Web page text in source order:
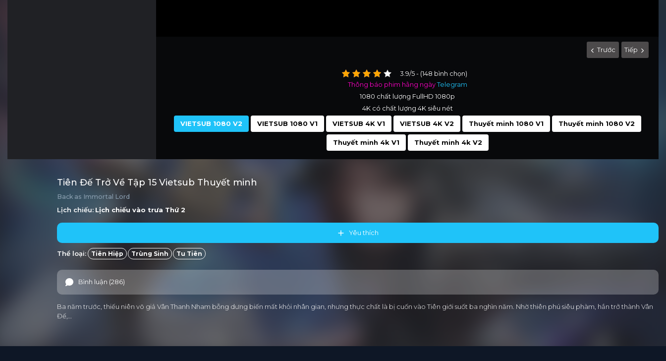
Trước Tiếp
3.9/5 - (148 bình chọn)
Thông báo phim hằng ngàyTelegram
1080 chất lượng FullHD 1080p
4K có chất lượng 4K siêu nét
VIETSUB 1080 V2
VIETSUB 1080 V1 VIETSUB 4K V1 VIETSUB 4K V2 Thuyết minh 1080 V1 Thuyết minh 1080 V2
Thuyết minh 4k V1 Thuyết minh 4k V2
Tiên Đế Trở Về Tập 15 Vietsub Thuyết minh
Back as Immortal Lord
Lịch chiếu: Lịch chiếu vào trưa Thứ 2
Yêu thích
Thể loại: Tiên Hiệp Trùng Sinh Tu Tiên
Bình luận (286)
Ba năm trước, thiếu niên võ giả Vân Thanh Nham bỗng dưng biến mất khỏi nhân gian, nhưng thực chất là bị cuốn vào Tiên giới suốt ba nghìn năm. Nhờ thiên phú siêu phàm, hắn trở thành Vân
Đế,…